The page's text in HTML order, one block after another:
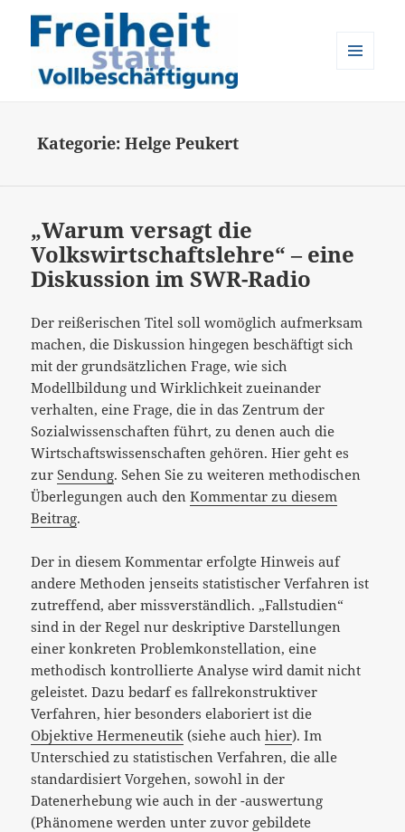
Kategorie:Helge Peukert
„Warum versagt die
Volkswirtschaftslehre“ – eine
Diskussion im SWR-Radio
Der reißerischen Titel soll womöglich aufmerksam
machen, die Diskussion hingegen beschäftigt sich
mit der grundsätzlichen Frage, wie sich
Modellbildung und Wirklichkeit zueinander
verhalten, eine Frage, die in das Zentrum der
Sozialwissenschaften führt, zu denen auch die
Wirtschaftswissenschaften gehören. Hier gehtes
zurSendung. Sehen Sie zu weiteren methodischen
Überlegungen auch denKommentar zu diesem
Beitrag.
Der in diesem Kommentar erfolgte Hinweis auf
andere Methoden jenseits statistischer Verfahren ist
zutreffend, aber missverständlich. „Fallstudien“
sind in der Regel nur deskriptive Darstellungen
einer konkreten Problemkonstellation, eine
methodisch kontrollierte Analyse wird damit nicht
geleistet. Dazu bedarf es fallrekonstruktiver
Verfahren, hier besonders elaboriert ist die
Objektive Hermeneutik (siehe auchhier). Im
Unterschied zu statistischen Verfahren, die alle
standardisiert Vorgehen, sowohl in der
Datenerhebung wie auch in der -auswertung
(Phänomene werden unter zuvor gebildete